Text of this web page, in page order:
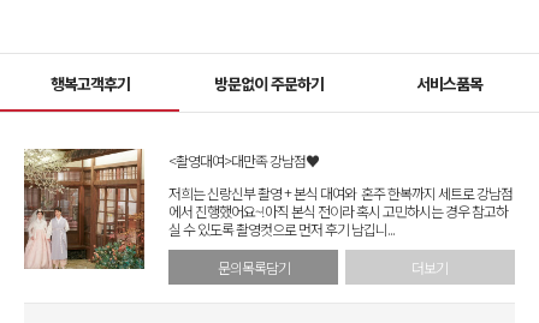
행복고객후기 방문없이 주문하기 서비스품목
<촬영대여>대만족 강남점♥
저희는 신랑신부 촬영 + 본식 대여와 혼주 한복까지 세트로 강남점
에서 진행했어요~!아직 본식 전이라 혹시 고민하시는 경우 참고하
실 수 있도록 촬영컷으로 먼저 후기 남깁니...
문의목록담기
더보기